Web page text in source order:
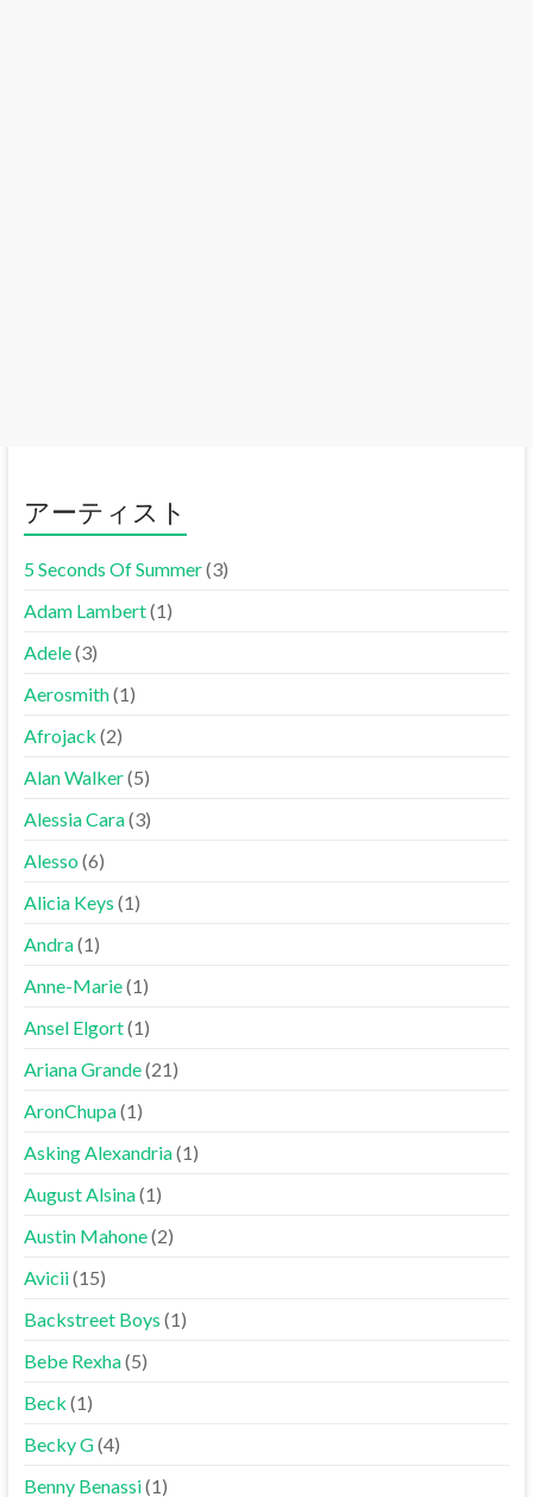
アーティスト
5 Seconds Of Summer(3)
Adam Lambert(1)
Adele(3)
Aerosmith(1)
Afrojack (2)
Alan Walker(5)
Alessia Cara(3)
Alesso(6)
Alicia Keys (1)
Andra(1)
Anne-Marie(1)
Ansel Elgort(1)
Ariana Grande(21)
AronChupa(1)
Asking Alexandria(1)
August Alsina(1)
Austin Mahone(2)
Avicii(15)
Backstreet Boys (1)
Bebe Rexha(5)
Beck (1)
Becky G(4)
Benny Benassi(1)